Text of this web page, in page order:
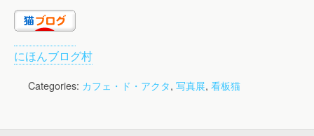
にほんブログ村
Categories: カフェ・ド・アクタ, 写真展, 看板猫